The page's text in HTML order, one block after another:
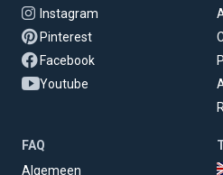
Instagram
Pinterest
Facebook
Youtube
FAQ
Algemeen